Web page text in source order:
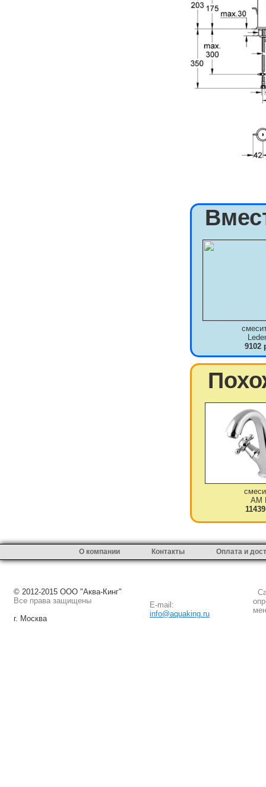
9102
AM
О компании Контакты Оплата и
© 2012-2015 ООО "Аква-Кинг"
Все права защищены
г. Москва
E-mail:
info@aquaking.ru